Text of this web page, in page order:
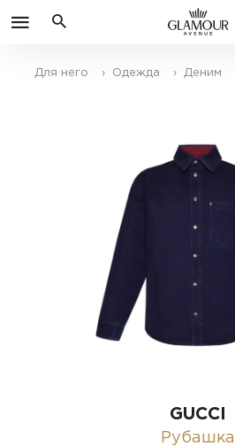
Для него › Одежда › Деним
GUCCI
Рубашка